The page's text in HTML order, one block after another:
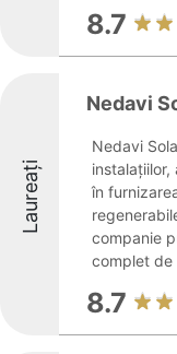
8.7
Laureați
Nedavi
Nedavi
în
companie
complet de
8.7